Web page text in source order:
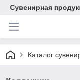
Сувенирная
Каталог